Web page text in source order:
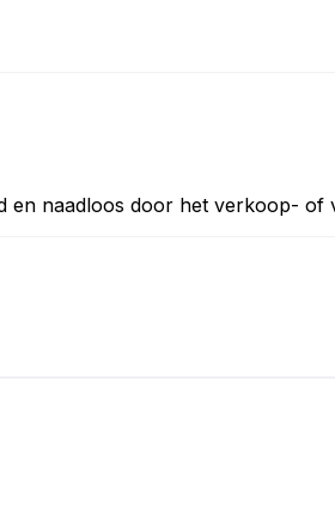
en naadloos door het verkoop- of